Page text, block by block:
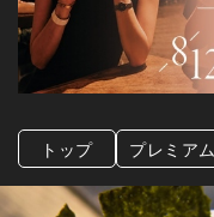
トップ プレミアム